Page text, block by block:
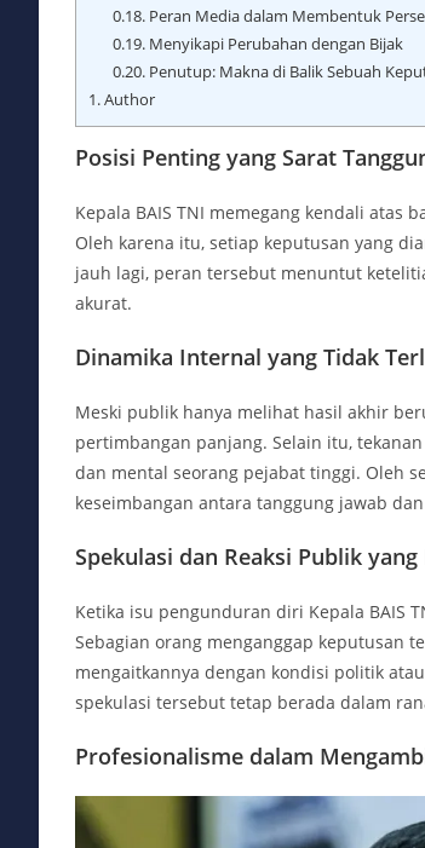
0.18.Peran Media dalam Membentuk
0.19.Menyikapi Perubahan dengan Bijak
0.20.Penutup: Makna di Balik Sebuah
1.Author
Posisi Penting yang Sarat
Kepala BAIS TNI memegang kendali
Oleh karena itu, setiap keputusan yang
jauh lagi, peran tersebut menuntut
akurat.
Dinamika Internal yang Tidak
Meski publik hanya melihat hasil akhir
pertimbangan panjang. Selain itu,
dan mental seorang pejabat tinggi. Oleh
keseimbangan antara tanggung jawab
Spekulasi dan Reaksi Publik yang
Ketika isu pengunduran diri Kepala BAIS
Sebagian orang menganggap keputusan
mengaitkannya dengan kondisi politik
spekulasi tersebut tetap berada dalam
Profesionalisme dalam